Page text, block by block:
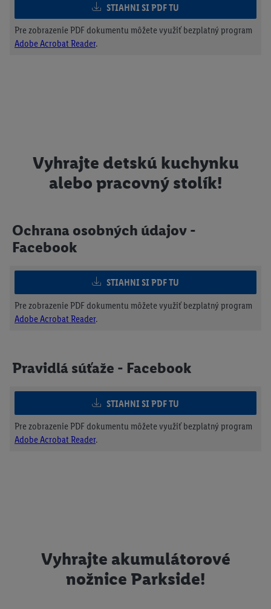
STIAHNI SI PDF TU
Pre zobrazenie PDF dokumentu môžete využiť bezplatný program
Adobe Acrobat Reader.
Vyhrajte detskú kuchynku
alebo pracovný stolík!
Ochrana osobných údajov -
Facebook
STIAHNI SI PDF TU
Pre zobrazenie PDF dokumentu môžete využiť bezplatný program
Adobe Acrobat Reader.
Pravidlá súťaže - Facebook
STIAHNI SI PDF TU
Pre zobrazenie PDF dokumentu môžete využiť bezplatný program
Adobe Acrobat Reader.
Vyhrajte akumulátorové
nožnice Parkside!